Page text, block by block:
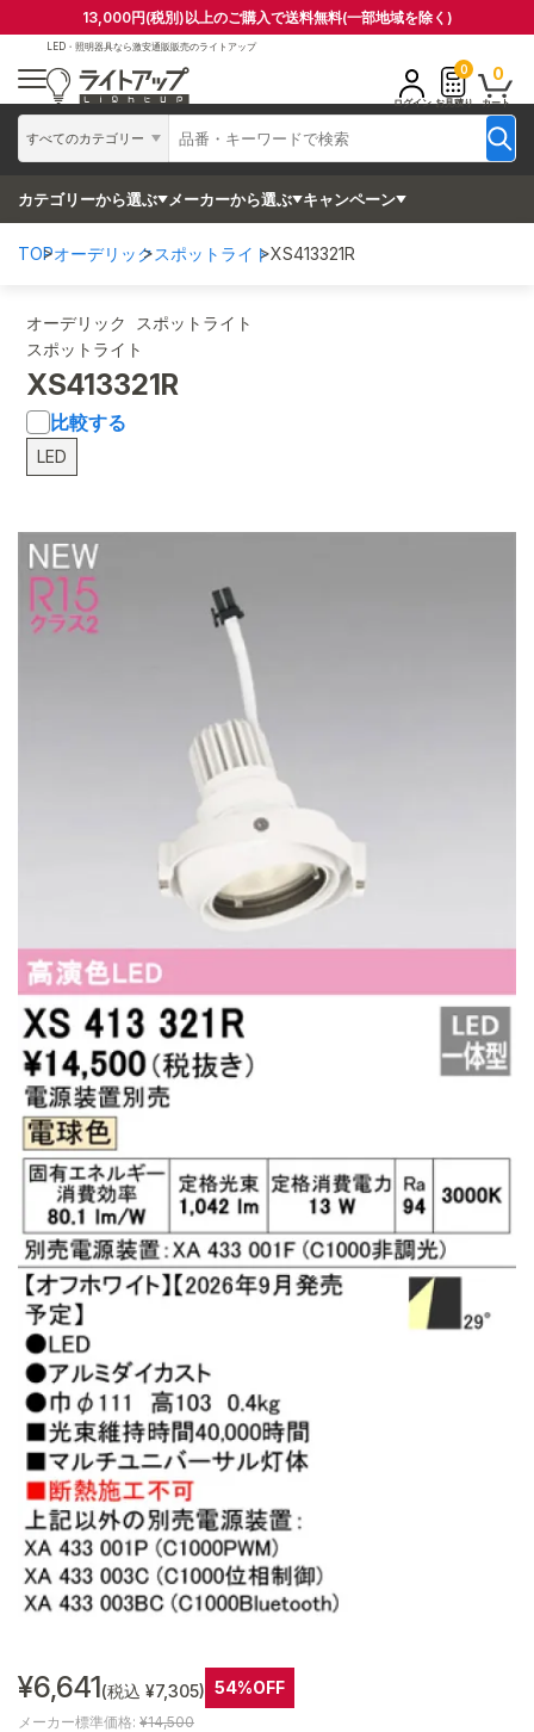
13,000円(税別)以上のご購入で送料無料(一部地域を除く)
LED・照明器具なら激安通販販売のライトアップ
すべてのカテゴリー
ログイン
0
お見積り
0
カート
カテゴリーから選ぶ メーカーから選ぶ キャンペーン
TOPオーデリックスポットライトXS413321R
オーデリック スポットライト
スポットライト
XS413321R
比較する
LED
¥6,641(税込 ¥7,305) 54%OFF
メーカー標準価格: ¥14,500